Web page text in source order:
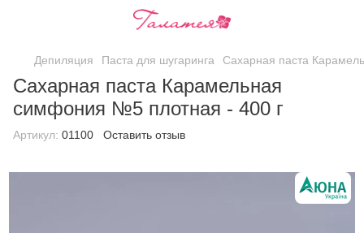
Депиляция Паста для шугаринга Сахарная паста
Сахарная паста Карамельная
симфония №5 плотная - 400 г
Артикул: 01100 Оставить отзыв